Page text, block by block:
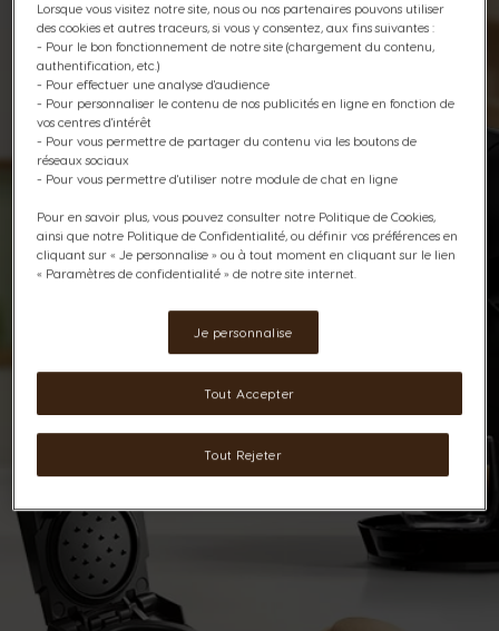
Lorsque vous visitez notre site, nous ou nos partenaires pouvons utiliser
des cookies et autres traceurs, si vous y consentez, aux fins suivantes :
- Pour le bon fonctionnement de notre site (chargement du contenu,
authentification, etc.)
- Pour effectuer une analyse d'audience
- Pour personnaliser le contenu de nos publicités en ligne en fonction de
vos centres d'intérêt
- Pour vous permettre de partager du contenu via les boutons de
réseaux sociaux
- Pour vous permettre d'utiliser notre module de chat en ligne
Pour en savoir plus, vous pouvez consulter notre Politique de Cookies,
ainsi que notre Politique de Confidentialité, ou définir vos préférences en
cliquant sur « Je personnalise » ou à tout moment en cliquant sur le lien
« Paramètres de confidentialité » de notre site internet.
Je personnalise
Tout Rejeter
Tout Accepter